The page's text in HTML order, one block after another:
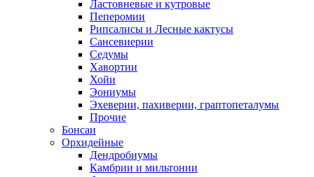
Ластовневые и кутровые
Пеперомии
Рипсалисы и Лесные кактусы
Сансевиерии
Седумы
Хавортии
Хойи
Эониумы
Эхеверии, пахиверии, граптопеталумы
Прочие
Бонсаи
Орхидейные
Дендробиумы
Камбрии и мильтонии